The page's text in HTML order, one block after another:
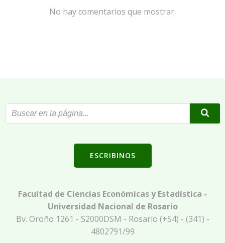
No hay comentarios que mostrar.
ESCRIBINOS
Facultad de Ciencias Económicas y Estadística -
Universidad Nacional de Rosario
Bv. Oroño 1261 - S2000DSM - Rosario (+54) - (341) -
4802791/99